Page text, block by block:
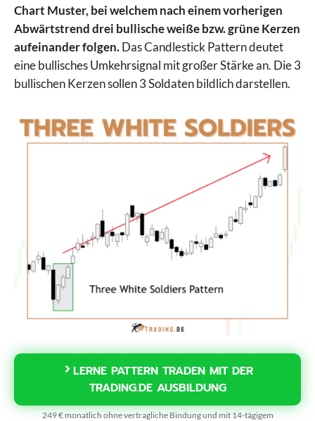
Chart Muster, bei welchem nach einem vorherigen
Abwärtstrend drei bullische weiße bzw. grüne Kerzen
aufeinander folgen.Das Candlestick Pattern deutet
eine bullisches Umkehrsignal mit großer Stärke an. Die 3
bullischen Kerzen sollen 3 Soldaten bildlich darstellen.
LERNE PATTERN TRADEN MIT DER
TRADING.DE AUSBILDUNG
249 € monatlich ohne vertragliche Bindung und mit 14-tägigem